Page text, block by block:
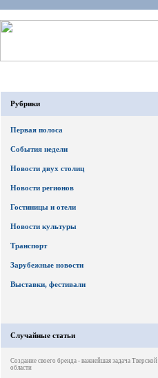
Рубрики
Первая полоса
События недели
Новости двух столиц
Новости регионов
Гостиницы и отели
Новости культуры
Транспорт
Зарубежные новости
Выставки, фестивали
Случайные статьи
Создание своего бренда - важнейшая задача Тверской
области